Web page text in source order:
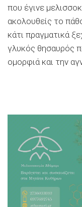
που έγινε
ακολουθείς το
κάτι πραγματικά
γλυκός θησαυρός
ομορφιά και την